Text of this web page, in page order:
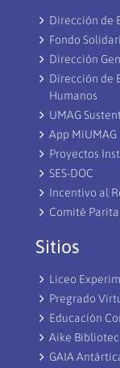
Dirección de
Fondo
Dirección
Dirección de
Humanos
UMAG
App MiUMAG
Proyectos
SES-DOC
Incentivo al
Comité
Sitios
Liceo
Pregrado
Educación
Aike
GAIA